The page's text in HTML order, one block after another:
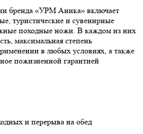
бренда «УРМ Аника» включает
туристические и сувенирные
походные ножи. В каждом из них
максимальная степень
в любых условиях, а также
пожизненной гарантией
и перерыва на обед